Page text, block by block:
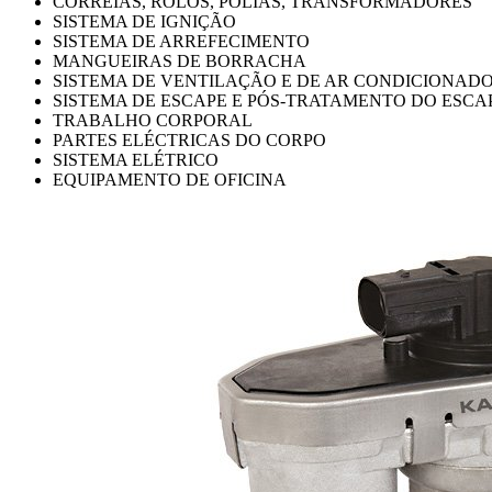
SISTEMA DE IGNIÇÃO
SISTEMA DE ARREFECIMENTO
MANGUEIRAS DE BORRACHA
SISTEMA DE VENTILAÇÃO E DE AR
SISTEMA DE ESCAPE E PÓS-TRATAMENTO DO
TRABALHO CORPORAL
PARTES ELÉCTRICAS DO CORPO
SISTEMA ELÉTRICO
EQUIPAMENTO DE OFICINA